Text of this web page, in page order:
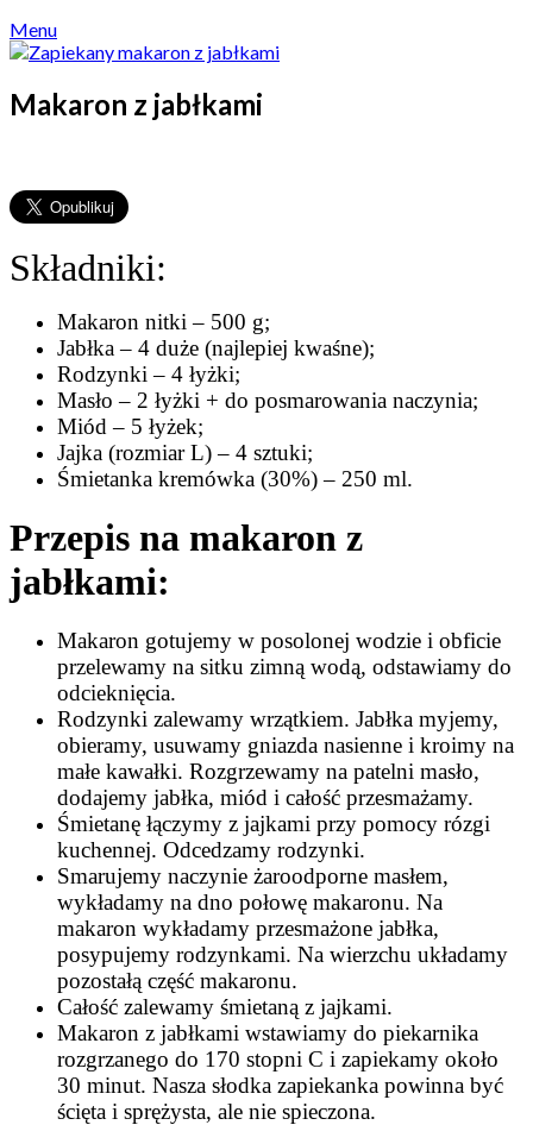
Menu
Makaron z jabłkami
Składniki:
Makaron nitki – 500 g;
Jabłka – 4 duże (najlepiej kwaśne);
Rodzynki – 4 łyżki;
Masło – 2 łyżki + do posmarowania naczynia;
Miód – 5 łyżek;
Jajka (rozmiar L) – 4 sztuki;
Śmietanka kremówka (30%) – 250 ml.
Przepis na makaron z
jabłkami:
Makaron gotujemy w posolonej wodzie i obficie
przelewamy na sitku zimną wodą, odstawiamy do
odcieknięcia.
Rodzynki zalewamy wrzątkiem. Jabłka myjemy,
obieramy, usuwamy gniazda nasienne i kroimy na
małe kawałki. Rozgrzewamy na patelni masło,
dodajemy jabłka, miód i całość przesmażamy.
Śmietanę łączymy z jajkami przy pomocy rózgi
kuchennej. Odcedzamy rodzynki.
Smarujemy naczynie żaroodporne masłem,
wykładamy na dno połowę makaronu. Na
makaron wykładamy przesmażone jabłka,
posypujemy rodzynkami. Na wierzchu układamy
pozostałą część makaronu.
Całość zalewamy śmietaną z jajkami.
Makaron z jabłkami wstawiamy do piekarnika
rozgrzanego do 170 stopni C i zapiekamy około
30 minut. Nasza słodka zapiekanka powinna być
ścięta i sprężysta, ale nie spieczona.